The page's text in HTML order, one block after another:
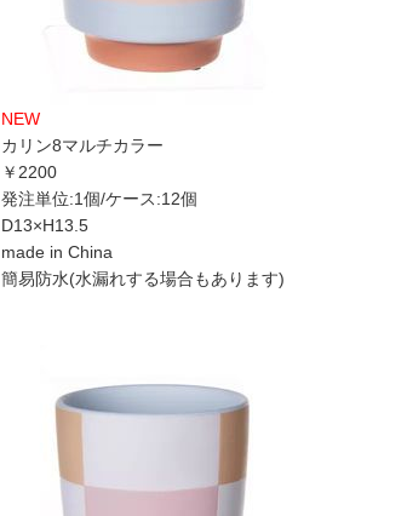
NEW
カリン8マルチカラー
￥2200
発注単位:1個/ケース:12個
D13×H13.5
made in China
簡易防水(水漏れする場合もあります)